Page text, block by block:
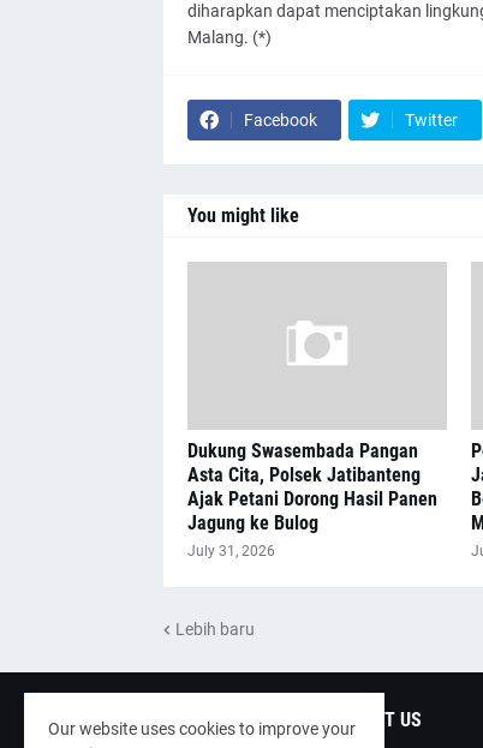
diharapkan dapat menciptakan
Malang. (*)
Facebook Twitter
You might like
Dukung Swasembada Pangan
Asta Cita, Polsek Jatibanteng
Ajak Petani Dorong Hasil Panen
Jagung ke Bulog
July 31, 2026
Lebih baru
ABOUT US
Our website uses cookies to improve your